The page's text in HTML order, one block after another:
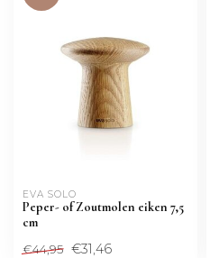
EVA SOLO
Peper- of Zoutmolen eiken 7,5
cm
€44,95 €31,46